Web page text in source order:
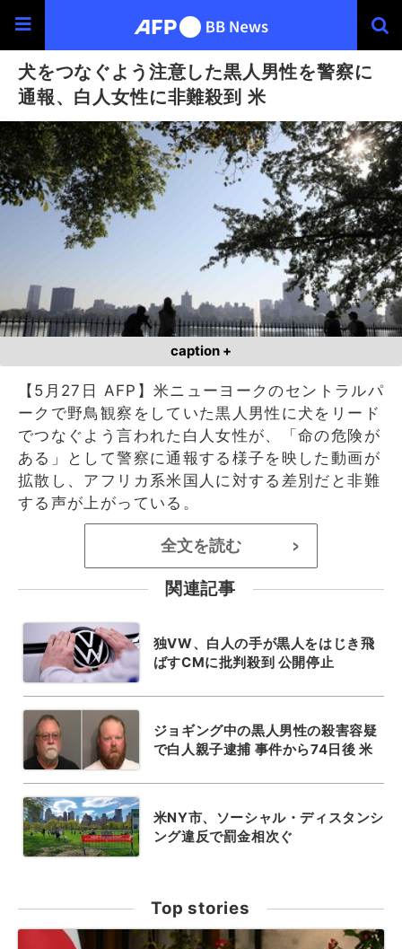
犬をつなぐよう注意した黒人男性を警察に
通報、白人女性に非難殺到 米
caption +
【5月27日 AFP】米ニューヨークのセントラルパ
ークで野鳥観察をしていた黒人男性に犬をリード
でつなぐよう言われた白人女性が、「命の危険が
ある」として警察に通報する様子を映した動画が
拡散し、アフリカ系米国人に対する差別だと非難
する声が上がっている。
全文を読む >
関連記事
独VW、白人の手が黒人をはじき飛
ばすCMに批判殺到 公開停止
ジョギング中の黒人男性の殺害容疑
で白人親子逮捕 事件から74日後 米
米NY市、ソーシャル・ディスタンシ
ング違反で罰金相次ぐ
Top stories